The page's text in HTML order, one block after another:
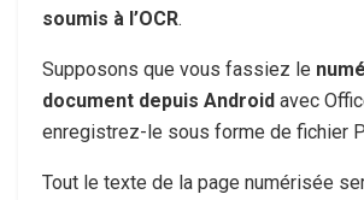
soumis à l’OCR.
Supposons que vous fassiez le
document depuis Android avec
enregistrez-le sous forme de fichier
Tout le texte de la page numérisée